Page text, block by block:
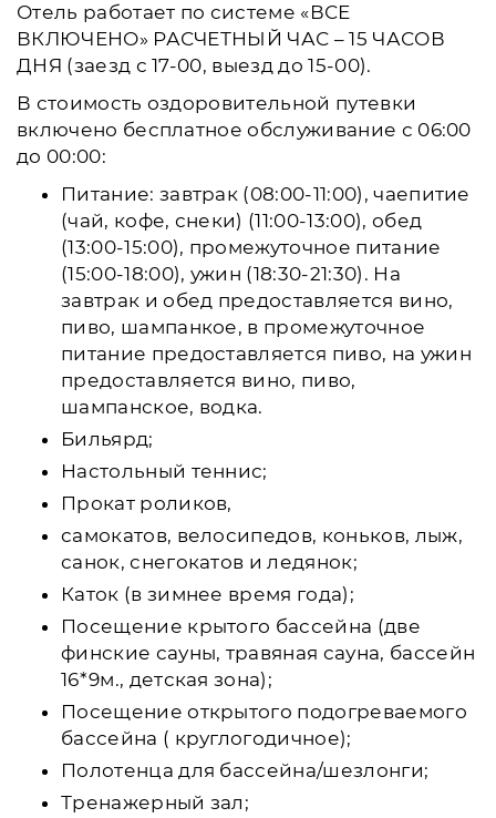
Отель работает по системе «ВСЕ
ВКЛЮЧЕНО» РАСЧЕТНЫЙ ЧАС – 15 ЧАСОВ
ДНЯ (заезд с 17-00, выезд до 15-00).
В стоимость оздоровительной путевки
включено бесплатное обслуживание с 06:00
до 00:00:
Питание: завтрак (08:00-11:00), чаепитие
(чай, кофе, снеки) (11:00-13:00), обед
(13:00-15:00), промежуточное питание
(15:00-18:00), ужин (18:30-21:30). На
завтрак и обед предоставляется вино,
пиво, шампанкое, в промежуточное
питание предоставляется пиво, на ужин
предоставляется вино, пиво,
шампанское, водка.
Бильярд;
Настольный теннис;
Прокат роликов,
самокатов, велосипедов, коньков, лыж,
санок, снегокатов и ледянок;
Каток (в зимнее время года);
Посещение крытого бассейна (две
финские сауны, травяная сауна, бассейн
16*9м., детская зона);
Посещение открытого подогреваемого
бассейна ( круглогодичное);
Полотенца для бассейна/шезлонги;
Тренажерный зал;